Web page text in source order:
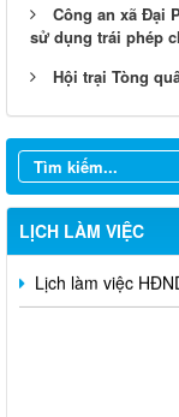
Công an xã Đại
sử dụng trái phép
Hội trại Tòng
LỊCH LÀM VIỆC
Lịch làm việc tuần
Lịch làm việc của
27/9/2025)
Lịch làm việc